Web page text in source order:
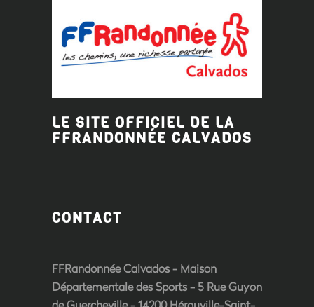
LE SITE OFFICIEL DE LA
FFRANDONNÉE CALVADOS
CONTACT
FFRandonnée Calvados - Maison
Départementale des Sports - 5 Rue Guyon